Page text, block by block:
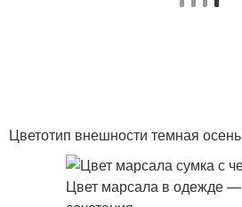
Цветотип внешности темная осень